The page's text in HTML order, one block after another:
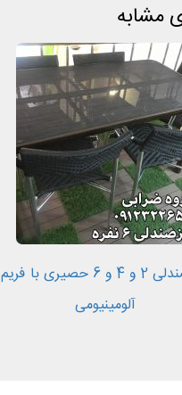
مشابه
میزصندلی 2 و 4 و 6 حصیری با فریم
آلومینیومی